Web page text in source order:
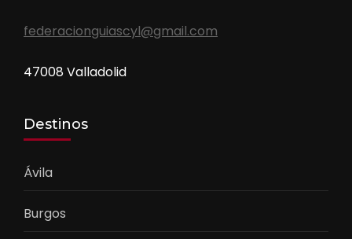
federacionguiascyl@gmail.com
47008 Valladolid
Destinos
Ávila
Burgos